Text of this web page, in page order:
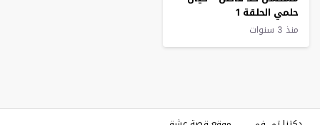
حلمي الحلقة 1
منذ 3 سنوات